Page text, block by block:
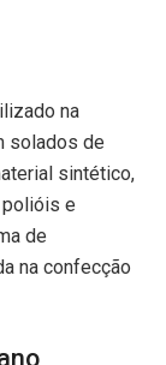
na
solados de
sintético,
polióis e
de
na confecção